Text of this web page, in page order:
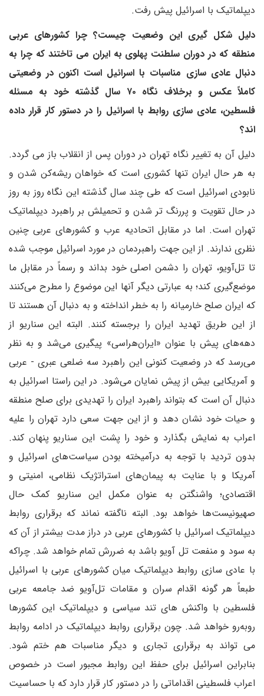
دیپلماتیک با اسرائیل پیش رفت.
دلیل شکل گیری این وضعیت چیست؟ چرا کشورهای عربی
منطقه که در دوران سلطنت پهلوی به ایران می تاختند که چرا به
دنبال عادی سازی مناسبات با اسرائیل است اکنون در وضعیتی
کاملاً عکس و برخلاف نگاه ۷۰ سال گذشته خود به مسئله
فلسطین، عادی سازی روابط با اسرائیل را در دستور کار قرار داده
اند؟
دلیل آن به تغییر نگاه تهران در دوران پس از انقلاب باز می گردد.
به هر حال ایران تنها کشوری است که خواهان ریشه‌کن شدن و
نابودی اسرائیل است که طی چند سال گذشته این نگاه روز به روز
در حال تقویت و پررنگ تر شدن و تحمیلش بر راهبرد دیپلماتیک
تهران است. اما در مقابل اتحادیه عرب و کشورهای عربی چنین
نظری ندارند. از این جهت راهبردمان در مورد اسرائیل موجب شده
تا تل‌آویو، تهران را دشمن اصلی خود بداند و رسماً در مقابل ما
موضع‌گیری کند؛ به عبارتی دیگر آنها این موضوع را مطرح می‌کنند
که ایران صلح خارمیانه را به خطر انداخته و به دنبال آن هستند تا
از این طریق تهدید ایران را برجسته کنند. البته این سناریو از
دهه‌های پیش با عنوان «ایران‌هراسی» پیگیری می‌شد و به نظر
می‌رسد که در وضعیت کنونی این راهبرد سه ضلعی عبری - عربی
و آمریکایی بیش از پیش نمایان می‌شود. در این راستا اسرائیل به
دنبال آن است که بتواند راهبرد ایران را تهدیدی برای صلح منطقه
و حیات خود نشان دهد و از این جهت سعی دارد تهران را علیه
اعراب به نمایش بگذارد و خود را پشت این سناریو پنهان کند.
بدون تردید با توجه به درآمیخته بودن سیاست‌های اسرائیل و
آمریکا و با عنایت به پیمان‌های استراتژیک نظامی، امنیتی و
اقتصادی؛ واشنگتن به عنوان مکمل این سناریو کمک‌ حال
صهیونیست‌ها خواهد بود. البته ناگفته نماند که برقراری روابط
دیپلماتیک اسرائیل با کشورهای عربی در دراز مدت بیشتر از آن که
به سود و منفعت تل آویو باشد به ضررش تمام خواهد شد. چراکه
با عادی سازی روابط دیپلماتیک میان کشورهای عربی با اسرائیل
طبعاً هر گونه اقدام سران و مقامات تل‌آویو ضد جامعه عربی
فلسطین با واکنش های تند سیاسی و دیپلماتیک این کشورها
روبه‌رو خواهد شد. چون برقراری روابط دیپلماتیک در ادامه روابط
می تواند به برقراری تجاری و دیگر مناسبات هم ختم شود.
بنابراین اسرائیل برای حفظ این روابط مجبور است در خصوص
اعراب فلسطینی اقداماتی را در دستور کار قرار دارد که با حساسیت